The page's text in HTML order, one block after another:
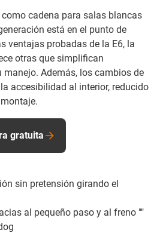
cadena para salas blancas
está en el punto de
ventajas probadas de la E6, la
otras que simplifican
manejo. Además, los cambios de
accesibilidad al interior, reducido
gratuita
sin pretensión girando el
al pequeño paso y al freno ""